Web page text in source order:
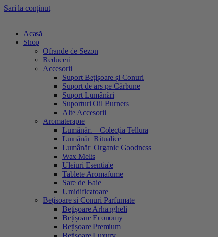
Sari la conținut
Acasă
Shop
Ofrande de Sezon
Reduceri
Accesorii
Suport Bețișoare și Conuri
Suport de ars pe Cărbune
Suport Lumânări
Suporturi Oil Burners
Alte Accesorii
Aromaterapie
Lumânări – Colecția Tellura
Lumânări Ritualice
Lumânări Organic Goodness
Wax Melts
Uleiuri Esentiale
Tablete Aromafume
Sare de Baie
Umidificatoare
Bețisoare si Conuri Parfumate
Bețișoare Arhangheli
Bețișoare Economy
Bețișoare Premium
Bețișoare Luxury